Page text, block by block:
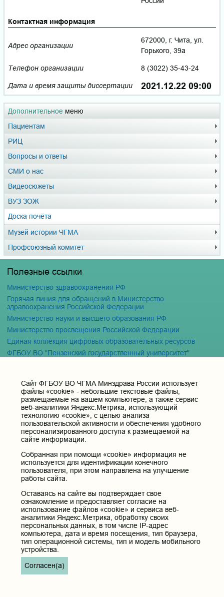
Дополнительное меню
Пациентам
РИЦ
Вопросы и ответы
СМИ о нас
Видеосюжеты
ВУЗ ЗОЖ
Доска почёта
Музей истории ЧГМА
Профсоюзный комитет
Контактная информация
Адрес организации
672000, г. Чита, ул.
Горького, 39а
Телефон организации 8 (3022) 35-43-24
Дата и время защиты диссертации 2021.12.22 09:00
Полезные ссылки
Министерство здравоохранения РФ
Горячая линия для обращений в Министерство
здравоохранения Российской Федерации
Министерство науки и высшего образования РФ
Министерство просвещения Российской Федерации
Единая коллекция цифровых образовательных ресурсов
ФГБОУ ВО "Пензенский государственный университет"
Контактные данные и телефоны
Федеральное государственное бюджетное образовательное
учреждение высшего образования «Читинская
государственная медицинская академия» Министерства
здравоохранения Российской Федерации
Юридический и фактический адрес:
Горького, д. 39 «а».
Телефон приёмной ректора:
8 (3022) 35-43-24
Электронная почта:
pochta@chitgma.ru
Официальная группа «ВКонтакте»:
https://vk.com/news_chgma
Официальный канал «Телеграмм»:
https://t.me/chgma75
Официальный канал «МАХ»:
https://max.ru/id7536010483_gos
Cайт ФГБОУ ВО ЧГМА Минздрава России использует
файлы «cookie» - небольшие текстовые файлы,
размещаемые на вашем компьютере, а также сервис
веб-аналитики Яндекс.Метрика, использующий
технологию «cookie», с целью анализа
пользовательской активности и обеспечения удобного
персонализированного доступа к размещаемой на
сайте информации.
Собранная при помощи «cookie» информация не
используется для идентификации конечного
пользователя, при этом направлена на улучшение
работы сайта.
Оставаясь на сайте вы подтверждает свое
ознакомление и предоставляет согласие на
использование файлов «cookie» и сервиса веб-
аналитики Яндекс.Метрика, обработку своих
персональных данных, в том числе IP-адрес
компьютера, дата и время посещения, тип браузера,
тип операционной системы, тип и модель мобильного
устройства.
Согласен(а)